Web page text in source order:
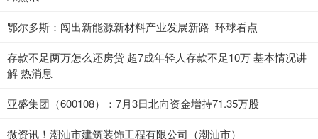
鄂尔多斯：闯出新能源新材料产业发展新路_环球看点
存款不足两万怎么还房贷 超7成年轻人存款不足10万 基本情况讲
解 热消息
亚盛集团（600108）：7月3日北向资金增持71.35万股
微资讯！潮汕市建筑装饰工程有限公司（潮汕市）